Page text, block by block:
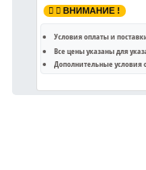
ВНИМАНИЕ !
Условия оплаты и
Все цены указаны для
Дополнительные условия